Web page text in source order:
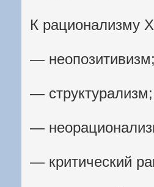
К рационализму
—
— структурализм;
—
— критический